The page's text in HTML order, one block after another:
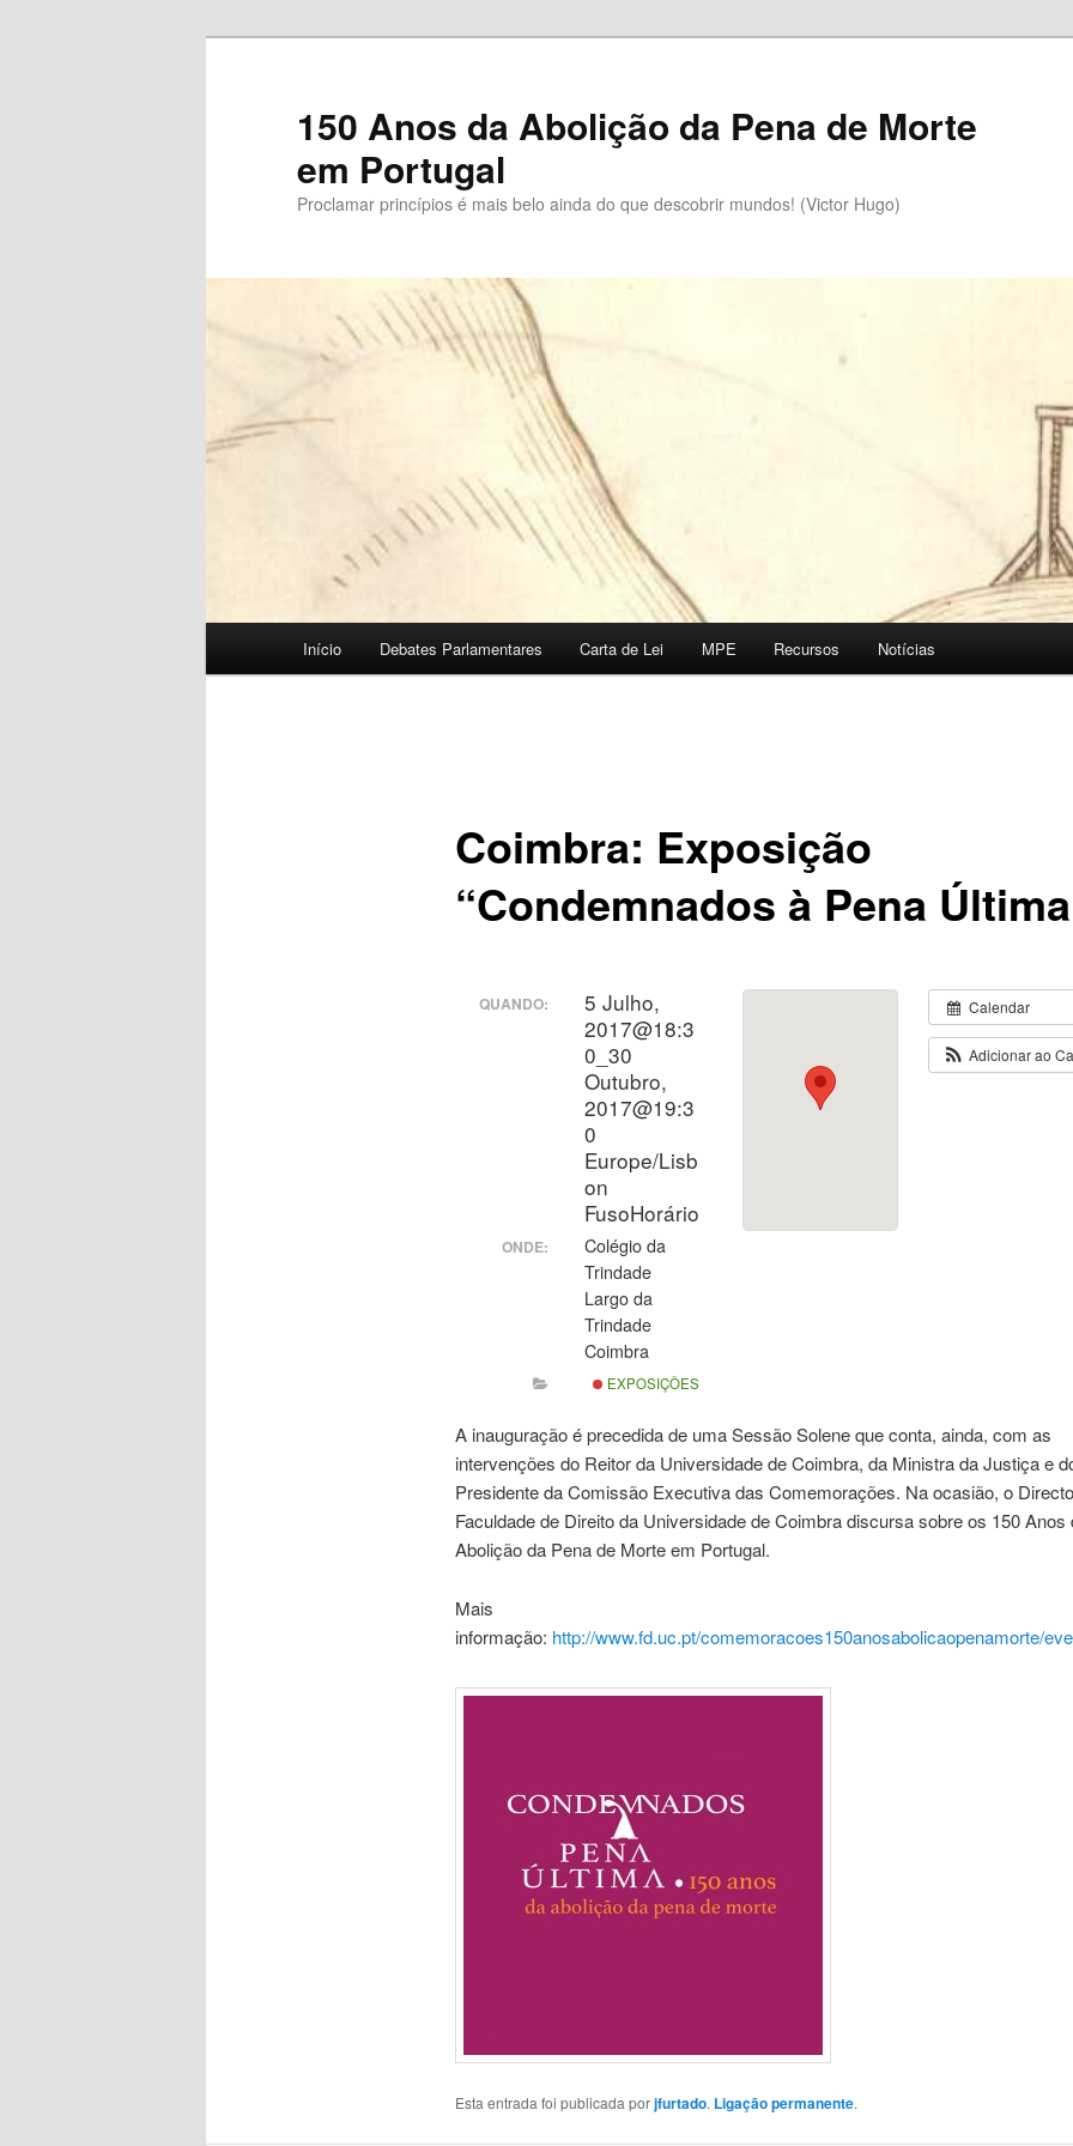
150 Anos da Abolição da Pena de Morte
em Portugal
Proclamar princípios é mais belo ainda do que descobrir mundos! (Victor Hugo)
Início Debates Parlamentares Carta de Lei MPE Recursos Notícias
Coimbra: Exposição
“Condemnados à Pena
Calendar
Adicionar ao
QUANDO:
5 Julho,
2017@18:3
0_30
Outubro,
2017@19:3
0
Europe/Lisb
on
FusoHorário
ONDE:
Colégio da
Trindade
Largo da
Trindade
Coimbra
EXPOSIÇÕES
A inauguração é precedida de uma Sessão Solene que conta, ainda, com as
intervenções do Reitor da Universidade de Coimbra, da Ministra da Justiça e
Presidente da Comissão Executiva das Comemorações. Na ocasião, o
Faculdade de Direito da Universidade de Coimbra discursa sobre os 150 Anos
Abolição da Pena de Morte em Portugal.
Mais
informação: http://www.fd.uc.pt/comemoracoes150anosabolicaopenamorte/
Esta entrada foi publicada porjfurtado. Ligação permanente.